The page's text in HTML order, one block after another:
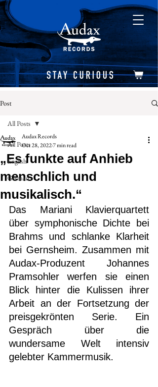
Post
All Posts
English
German
All Posts
„Es funkte auf Anhieb
menschlich und
musikalisch.“
Audax Records
Oct 28, 20227 min read
Das Mariani Klavierquartett
über symphonische Dichte bei
Brahms und schlanke Klarheit
bei Gernsheim. Zusammen mit
Audax-Produzent Johannes
Pramsohler werfen sie einen
Blick hinter die Kulissen ihrer
Arbeit an der Fortsetzung der
preisgekrönten Serie. Ein
Gespräch über die
wundersame Welt intensiv
gelebter Kammermusik.